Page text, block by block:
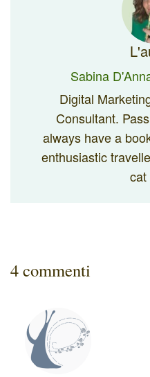
Sabina
Digital
Consultant.
always have a
enthusiastic
cat
4 commenti